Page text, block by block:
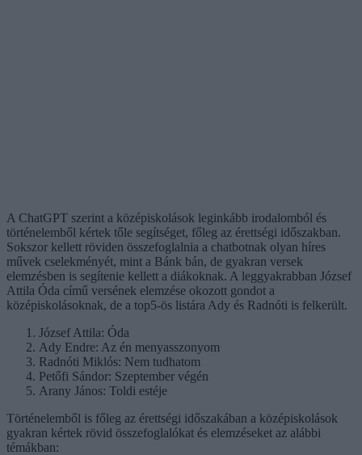
A ChatGPT szerint a középiskolások leginkább irodalomból és
történelemből kértek tőle segítséget, főleg az érettségi időszakban.
Sokszor kellett röviden összefoglalnia a chatbotnak olyan híres
művek cselekményét, mint a Bánk bán, de gyakran versek
elemzésben is segítenie kellett a diákoknak. A leggyakrabban József
Attila Óda című versének elemzése okozott gondot a
középiskolásoknak, de a top5-ös listára Ady és Radnóti is felkerült.
József Attila: Óda
Ady Endre: Az én menyasszonyom
Radnóti Miklós: Nem tudhatom
Petőfi Sándor: Szeptember végén
Arany János: Toldi estéje
Történelemből is főleg az érettségi időszakában a középiskolások
gyakran kértek rövid összefoglalókat és elemzéseket az alábbi
témákban: